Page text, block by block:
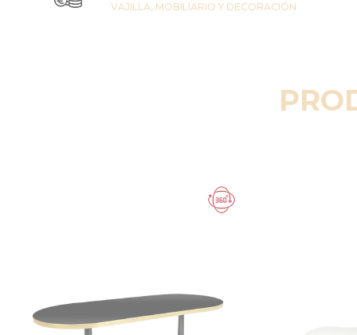
VAJILLA, MOBILIARIO Y DECORACIÓN